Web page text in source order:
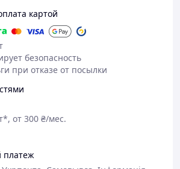
картой
безопасность
при отказе от посылки
от 300 ₴/мес.
платеж